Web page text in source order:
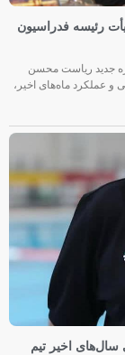
رئیسه فدراسیون
جدید ریاست محسن
عملکرد ماه‌های اخیر،
اخیر تیم